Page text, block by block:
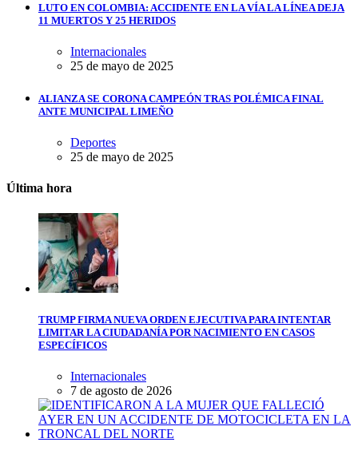
LUTO EN COLOMBIA: ACCIDENTE EN LA VÍA LA LÍNEA DEJA
11 MUERTOS Y 25 HERIDOS
Internacionales
25 de mayo de 2025
ALIANZA SE CORONA CAMPEÓN TRAS POLÉMICA FINAL
ANTE MUNICIPAL LIMEÑO
Deportes
25 de mayo de 2025
Última hora
TRUMP FIRMA NUEVA ORDEN EJECUTIVA PARA INTENTAR
LIMITAR LA CIUDADANÍA POR NACIMIENTO EN CASOS
ESPECÍFICOS
Internacionales
7 de agosto de 2026